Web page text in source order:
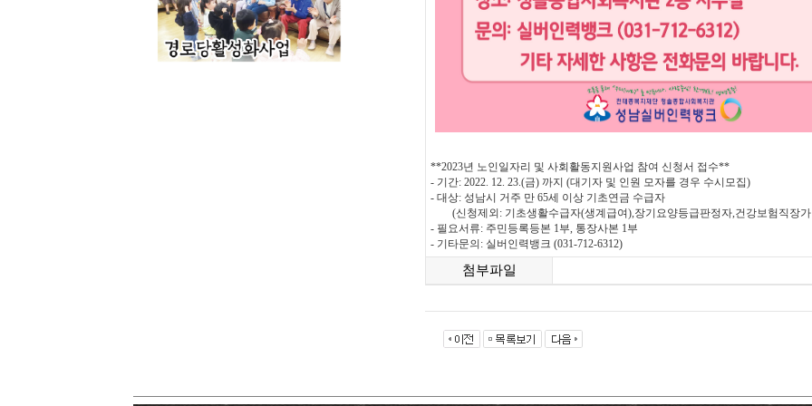
**2023년 노인일자리 및 사회활동지원사업 참여 신청서 접수**
- 기간: 2022. 12. 23.(금) 까지 (대기자 및 인원 모자를 경우 수시모집)
- 대상: 성남시 거주 만 65세 이상 기초연금 수급자
(신청제외: 기초생활수급자(생계급여),장기요양등급판정자,건강보험직장
- 필요서류: 주민등록등본 1부, 통장사본 1부
- 기타문의: 실버인력뱅크 (031-712-6312)
첨부파일